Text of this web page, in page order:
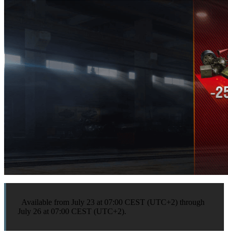
Available from July 23 at 07:00 CEST (UTC+2) through
July 26 at 07:00 CEST (UTC+2).